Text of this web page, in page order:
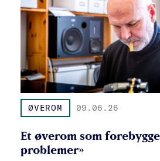
ØVEROM 09.06.26
Et øverom som
problemer»